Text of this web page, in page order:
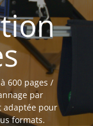
600 pages /
par
adaptée pour
formats.